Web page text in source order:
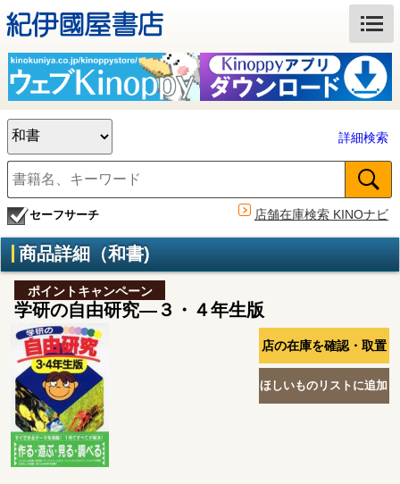
詳細検索
セーフサーチ 店舗在庫検索 KINOナビ
商品詳細（和書)
ポイントキャンペーン
学研の自由研究―３・４年生版